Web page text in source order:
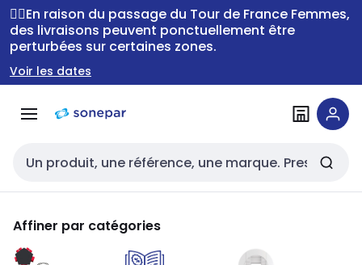
Passer à la
navigation
Passer
au
contenu
🚴‍♂️En raison du passage du Tour de France Femmes,
des livraisons peuvent ponctuellement être
perturbées sur certaines zones.
Voir les dates
Entrée de recherche
Affiner par catégories